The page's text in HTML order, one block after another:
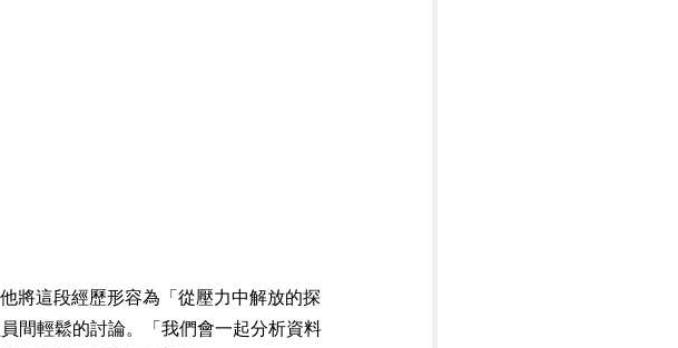
將這段經歷形容為「從壓力中解放的探
間輕鬆的討論。「我們會一起分析資料